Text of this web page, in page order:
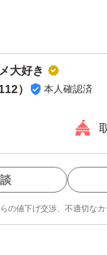
大好き
112） 本人確認済
の値下げ交渉、不適切な